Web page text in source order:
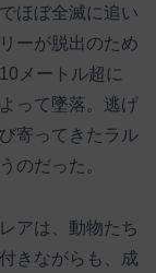
ほぼ全滅に追い
ーが脱出のため
メートル超に
って墜落。逃げ
寄ってきたラル
のだった。
アは、動物たち
きながらも、成